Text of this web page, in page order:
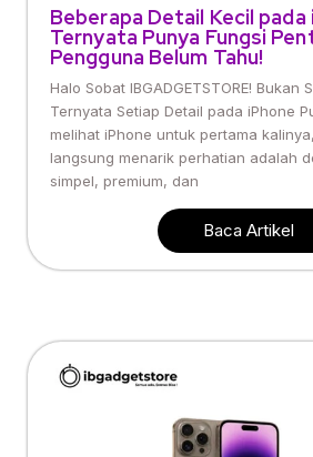
Beberapa Detail Kecil pada
Ternyata Punya Fungsi
Pengguna Belum Tahu!
Halo Sobat IBGADGETSTORE! Bukan
Ternyata Setiap Detail pada iPhone
melihat iPhone untuk pertama
langsung menarik perhatian adalah
simpel, premium, dan
Baca Artikel